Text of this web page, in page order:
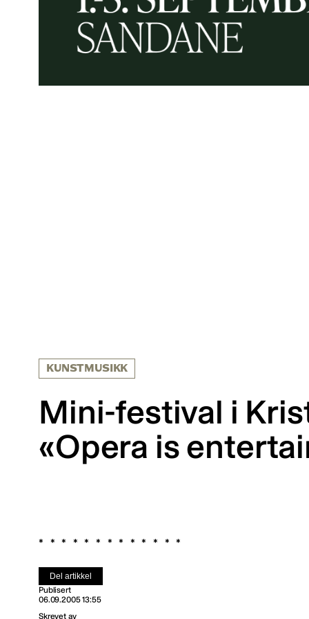
KUNSTMUSIKK
Mini-festival i
«Opera is
Del artikkel
Publisert
06.09.2005 13:55
Skrevet av